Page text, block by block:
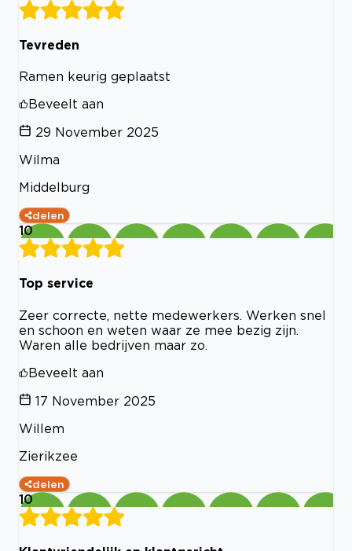
Tevreden
Ramen keurig geplaatst
Beveelt aan
29 November 2025
Wilma
Middelburg
delen
10
Top service
Zeer correcte, nette medewerkers. Werken snel
en schoon en weten waar ze mee bezig zijn.
Waren alle bedrijven maar zo.
Beveelt aan
17 November 2025
Willem
Zierikzee
delen
10